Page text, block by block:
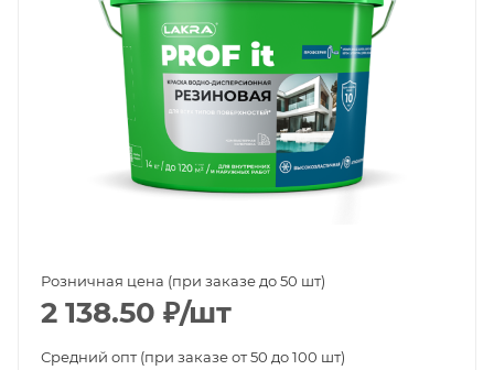
Розничная цена (при заказе до 50 шт)
2 138.50 ₽/шт
Средний опт (при заказе от 50 до 100 шт)